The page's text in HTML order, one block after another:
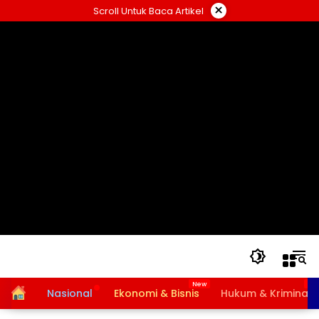
ke
Scroll Untuk Baca Artikel ×
HomeNasional Ekonomi & Bisnis Hukum & Kriminal
Bansos PKH dan BPNT